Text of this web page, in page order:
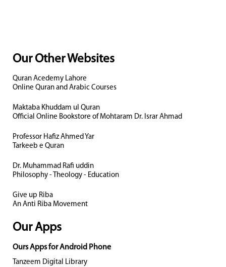
Our Other Websites
Quran Acedemy Lahore
Online Quran and Arabic Courses
Maktaba Khuddam ul Quran
Official Online Bookstore of Mohtaram Dr. Israr Ahmad
Professor Hafiz Ahmed Yar
Tarkeeb e Quran
Dr. Muhammad Rafi uddin
Philosophy - Theology - Education
Give up Riba
An Anti Riba Movement
Our Apps
Ours Apps for Android Phone
Tanzeem Digital Library